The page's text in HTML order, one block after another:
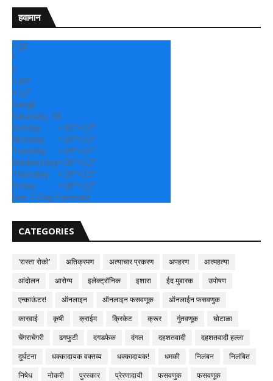
हवामान
+28
°
C
+29°
+22°
Sangli
Saturday, 08
Sunday
+30°+23°
Monday
+29°+22°
Tuesday
+29°+21°
Wednesday+28°+22°
Thursday
+29°+22°
Friday
+28°+22°
See 7-Day Forecast
CATEGORIES
'रास्ता रोको' अतिक्रमण अत्याचार प्रकरण अपहरण
आत्महत्या
आंदोलन
आरोग्य इलेक्ट्रॉनिक इशारा ईद मुबारक
उपोषण
एन्काऊंटर!
ऑनलाइन ऑनलाइन फसवणूक
ऑनलाईन फसवणुक
कारवाई
कृषी क्राईम क्रिकेट क्रूर गुंतवणूक
घोटाळा
चेंगराचेंगरी
ढगफुटी दगडफेक दंगल दहशतवादी
दहशतवादी हल्ला
दुर्घटना
धक्कादायक वक्तव्य धक्कादायक! धमकी निलंबन
निलंबित
निषेध
नोकरी पुरस्कार प्रेरणादायी फसवणुक
फसवणूक